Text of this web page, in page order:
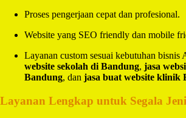
Proses pengerjaan cepat dan profesional.
Website yang SEO friendly dan mobile
Layanan custom sesuai kebutuhan bisnis
website sekolah di Bandung, jasa
Bandung, dan jasa buat website klinik
Layanan Lengkap untuk Segala